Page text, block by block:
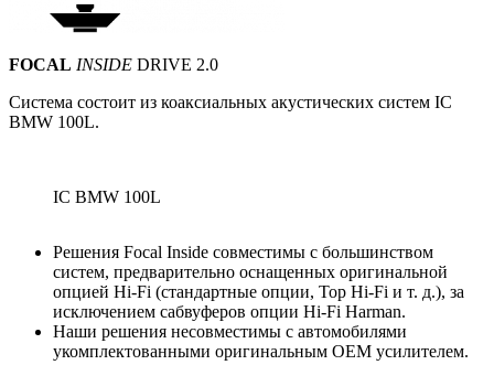
FOCAL INSIDE DRIVE 2.0
Система состоит из коаксиальных акустических систем IС
BMW 100L.
IC BMW 100L
Решения Focal Inside совместимы с большинством
систем, предварительно оснащенных оригинальной
опцией Hi-Fi (стандартные опции, Top Hi-Fi и т. д.), за
исключением сабвуферов опции Hi-Fi Harman.
Наши решения несовместимы с автомобилями
укомплектованными оригинальным OEM усилителем.